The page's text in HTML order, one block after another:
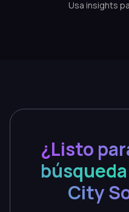
Usa insights
¿Listo
City